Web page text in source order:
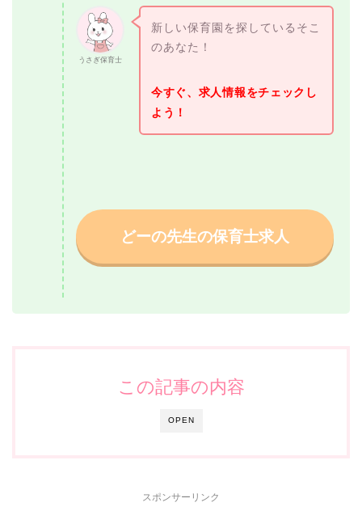
うさぎ保育士
新しい保育園を探しているそこ
のあなた！
今すぐ、求人情報をチェックし
よう！
どーの先生の保育士求人
OPEN
この記事の内容
スポンサーリンク